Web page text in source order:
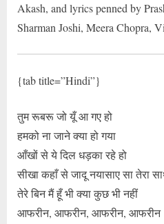
Akash, and lyrics penned by
Sharman Joshi, Meera Chopra,
{tab title=”Hindi”}
तुम रूबरू जो यूँ आ गए हो
हमको ना जाने क्या हो गया
आँखों से ये दिल धड़का रहे हो
सीखा कहाँ से जादू नयासाए सा तेरा
तेरे बिन मैं हूँ भी क्या कुछ भी नहीं
आफरीन, आफरीन, आफरीन, आफरीन